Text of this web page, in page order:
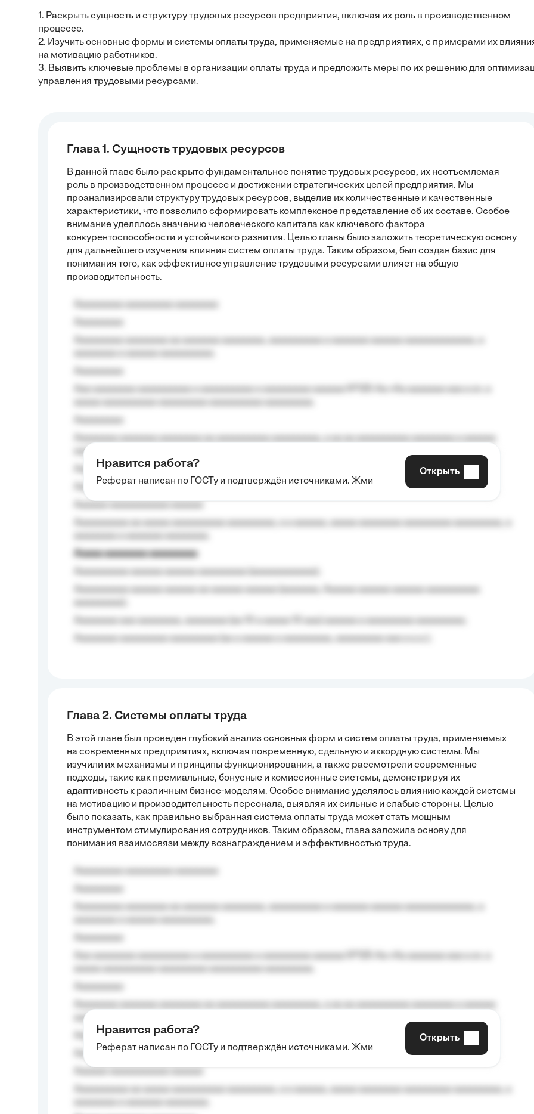
1. Раскрыть сущность и структуру трудовых ресурсов предприятия, включая их роль в производственном
процессе.
2. Изучить основные формы и системы оплаты труда, применяемые на предприятиях, с примерами их
на мотивацию работников.
3. Выявить ключевые проблемы в организации оплаты труда и предложить меры по их решению для
управления трудовыми ресурсами.
Глава 1. Сущность трудовых ресурсов
В данной главе было раскрыто фундаментальное понятие трудовых ресурсов, их неотъемлемая
роль в производственном процессе и достижении стратегических целей предприятия. Мы
проанализировали структуру трудовых ресурсов, выделив их количественные и качественные
характеристики, что позволило сформировать комплексное представление об их составе. Особое
внимание уделялось значению человеческого капитала как ключевого фактора
конкурентоспособности и устойчивого развития. Целью главы было заложить теоретическую основу
для дальнейшего изучения влияния систем оплаты труда. Таким образом, был создан базис для
понимания того, как эффективное управление трудовыми ресурсами влияет на общую
производительность.
aaaa aaaa.
Aaaaaaaaa
Aaaaaaaaaa aa aaa aaaaaaaaa, a aaa aaaaaaaaaa aaa, a aaaaaaaaaa, aaaaaa aaaaaa a aaaaaa.
Aaaaa aaaaaaaa aaaaaaaaa
Нравится работа?
Реферат написан по ГОСТу и подтверждён источниками. Жми
Открыть
Глава 2. Системы оплаты труда
В этой главе был проведен глубокий анализ основных форм и систем оплаты труда, применяемых
на современных предприятиях, включая повременную, сдельную и аккордную системы. Мы
изучили их механизмы и принципы функционирования, а также рассмотрели современные
подходы, такие как премиальные, бонусные и комиссионные системы, демонстрируя их
адаптивность к различным бизнес-моделям. Особое внимание уделялось влиянию каждой системы
на мотивацию и производительность персонала, выявляя их сильные и слабые стороны. Целью
было показать, как правильно выбранная система оплаты труда может стать мощным
инструментом стимулирования сотрудников. Таким образом, глава заложила основу для
понимания взаимосвязи между вознаграждением и эффективностью труда.
aaaa aaaa.
Aaaaaaaaa
Aaaaaaaaaa aa aaa aaaaaaaaa, a aaa aaaaaaaaaa aaa, a aaaaaaaaaa, aaaaaa aaaaaa a aaaaaa.
Нравится работа?
Реферат написан по ГОСТу и подтверждён источниками. Жми
Открыть